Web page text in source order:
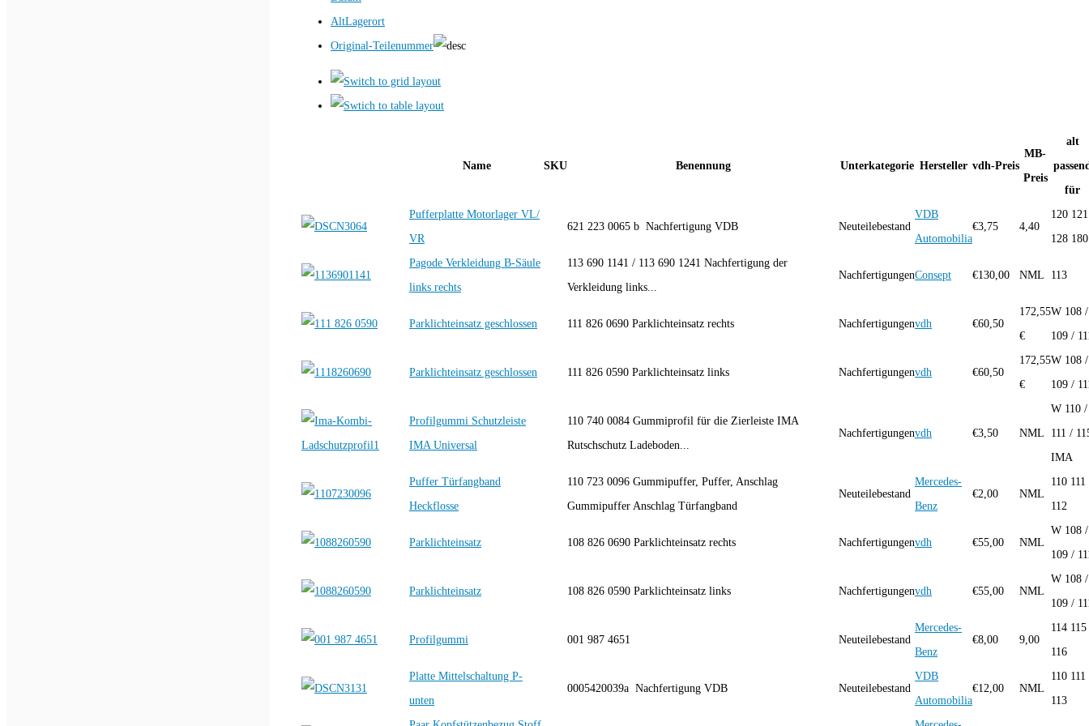
AltLagerort
Original-Teilenummer
Name SKU Benennung Unterkategorie Hersteller vdh-Preis
MB-
Preis
alt
für
Pufferplatte Motorlager VL/
VR
621 223 0065 b Nachfertigung VDB Neuteilebestand
VDB
Automobilia
€3,75 4,40
120 121
128 180
Pagode Verkleidung B-Säule
links rechts
113 690 1141 / 113 690 1241 Nachfertigung der
Verkleidung links...
NachfertigungenConsept €130,00 NML 113
Parklichteinsatz geschlossen 111 826 0690 Parklichteinsatz rechts Nachfertigungenvdh €60,50
172,55
€
W 108 /
109 /
Parklichteinsatz geschlossen 111 826 0590 Parklichteinsatz links Nachfertigungenvdh €60,50
172,55
€
W 108 /
109 /
Profilgummi Schutzleiste
IMA Universal
110 740 0084 Gummiprofil für die Zierleiste IMA
Rutschschutz Ladeboden...
Nachfertigungenvdh €3,50 NML
W 110 /
111 /
IMA
Puffer Türfangband
Heckflosse
110 723 0096 Gummipuffer, Puffer, Anschlag
Gummipuffer Anschlag Türfangband
Neuteilebestand
Mercedes-
Benz
€2,00 NML
110 111
112
Parklichteinsatz 108 826 0690 Parklichteinsatz rechts Nachfertigungenvdh €55,00 NML
W 108 /
109 /
Parklichteinsatz 108 826 0590 Parklichteinsatz links Nachfertigungenvdh €55,00 NML
W 108 /
109 /
Profilgummi 001 987 4651 Neuteilebestand
Mercedes-
Benz
€8,00 9,00
114 115
116
Platte Mittelschaltung P-
unten
0005420039a Nachfertigung VDB Neuteilebestand
VDB
Automobilia
€12,00 NML
110 111
113